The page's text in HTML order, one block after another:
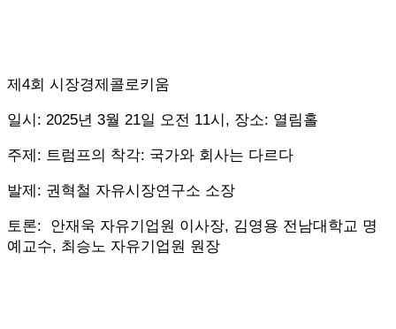
제4회 시장경제콜로키움
일시: 2025년 3월 21일 오전 11시, 장소: 열림홀
주제: 트럼프의 착각: 국가와 회사는 다르다
발제: 권혁철 자유시장연구소 소장
토론: 안재욱 자유기업원 이사장, 김영용 전남대학교 명
예교수, 최승노 자유기업원 원장